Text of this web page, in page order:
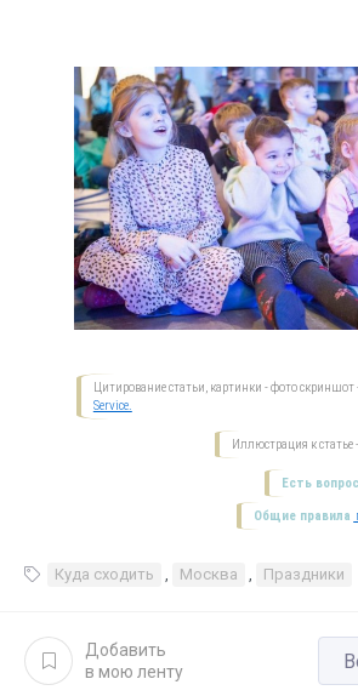
Цитирование статьи, картинки - фото скриншот
Service.
Иллюстрация к статье -
Есть
Общие правила
Куда сходить Москва Праздники
Добавить
в мою ленту